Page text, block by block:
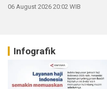
06 August 2026 20:02 WIB
Infografik